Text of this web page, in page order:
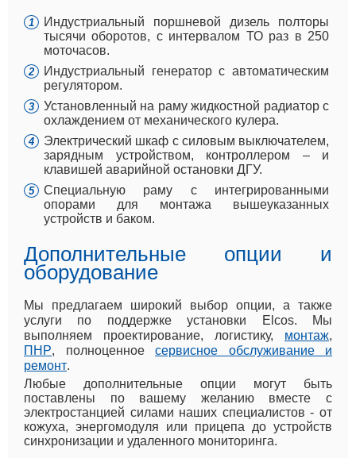
Индустриальный поршневой дизель полторы
тысячи оборотов, с интервалом ТО раз в 250
моточасов.
Индустриальный генератор с автоматическим
регулятором.
Установленный на раму жидкостной радиатор с
охлаждением от механического кулера.
Электрический шкаф с силовым выключателем,
зарядным устройством, контроллером – и
клавишей аварийной остановки ДГУ.
Специальную раму с интегрированными
опорами для монтажа вышеуказанных
устройств и баком.
Дополнительные опции и
оборудование
Мы предлагаем широкий выбор опции, а также
услуги по поддержке установки Elcos. Мы
выполняем проектирование, логистику, монтаж,
ПНР, полноценное сервисное обслуживание и
ремонт.
Любые дополнительные опции могут быть
поставлены по вашему желанию вместе с
электростанцией силами наших специалистов - от
кожуха, энергомодуля или прицепа до устройств
синхронизации и удаленного мониторинга.